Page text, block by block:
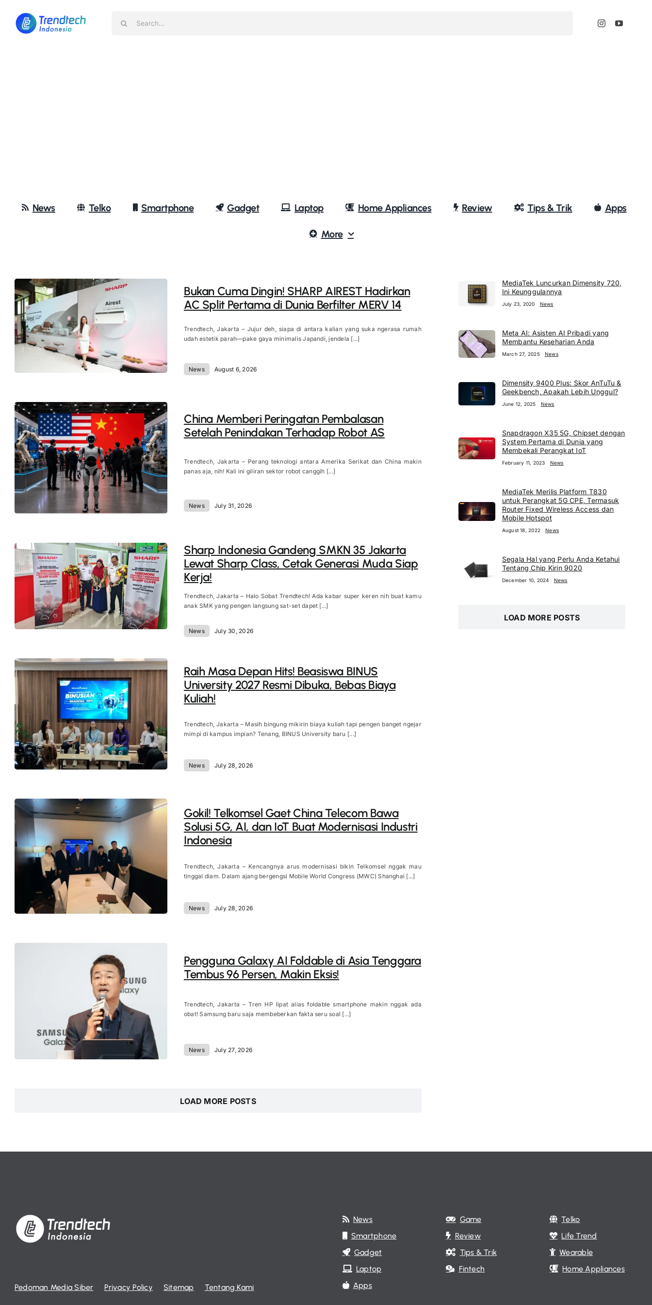
content
News Telko Smartphone Gadget Laptop Home Appliances Review Tips & Trik Apps
More
Bukan Cuma Dingin! SHARP AIREST Hadirkan
AC Split Pertama di Dunia Berfilter MERV 14
Trendtech, Jakarta – Jujur deh, siapa di antara kalian yang suka ngerasa rumah
udah estetik parah—pake gaya minimalis Japandi, jendela [...]
News August 6, 2026
China Memberi Peringatan Pembalasan
Setelah Penindakan Terhadap Robot AS
Trendtech, Jakarta – Perang teknologi antara Amerika Serikat dan China makin
panas aja, nih! Kali ini giliran sektor robot canggih [...]
News July 31, 2026
Sharp Indonesia Gandeng SMKN 35 Jakarta
Lewat Sharp Class, Cetak Generasi Muda Siap
Kerja!
Trendtech, Jakarta – Halo Sobat Trendtech! Ada kabar super keren nih buat kamu
anak SMK yang pengen langsung sat-set dapet [...]
News July 30, 2026
Raih Masa Depan Hits! Beasiswa BINUS
University 2027 Resmi Dibuka, Bebas Biaya
Kuliah!
Trendtech, Jakarta – Masih bingung mikirin biaya kuliah tapi pengen banget ngejar
mimpi di kampus impian? Tenang, BINUS University baru [...]
News July 28, 2026
Gokil! Telkomsel Gaet China Telecom Bawa
Solusi 5G, AI, dan IoT Buat Modernisasi Industri
Indonesia
Trendtech, Jakarta – Kencangnya arus modernisasi bikin Telkomsel nggak mau
tinggal diam. Dalam ajang bergengsi Mobile World Congress (MWC) Shanghai [...]
News July 28, 2026
Pengguna Galaxy AI Foldable di Asia Tenggara
Tembus 96 Persen, Makin Eksis!
Trendtech, Jakarta – Tren HP lipat alias foldable smartphone makin nggak ada
obat! Samsung baru saja membeberkan fakta seru soal [...]
News July 27, 2026
LOAD MORE POSTS
MediaTek Luncurkan Dimensity 720,
Ini Keunggulannya
July 23, 2020 News
Meta AI: Asisten AI Pribadi yang
Membantu Keseharian Anda
March 27, 2025 News
Dimensity 9400 Plus: Skor AnTuTu &
Geekbench, Apakah Lebih Unggul?
June 12, 2025 News
Snapdragon X35 5G, Chipset dengan
System Pertama di Dunia yang
Membekali Perangkat IoT
February 11, 2023 News
MediaTek Merilis Platform T830
untuk Perangkat 5G CPE, Termasuk
Router Fixed Wireless Access dan
Mobile Hotspot
August 18, 2022 News
Segala Hal yang Perlu Anda Ketahui
Tentang Chip Kirin 9020
December 10, 2024 News
LOAD MORE POSTS
Pedoman Media Siber Privacy Policy Sitemap Tentang Kami
News
Smartphone
Gadget
Laptop
Apps
Game
Review
Tips & Trik
Fintech
Telko
Life Trend
Wearable
Home Appliances